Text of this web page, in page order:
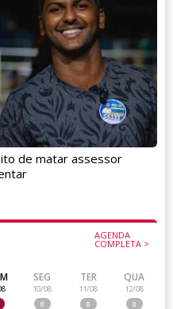
AGENDA
COMPLETA >
SEG
10/08
0
TER
11/08
0
QUA
12/08
0
de matar assessor